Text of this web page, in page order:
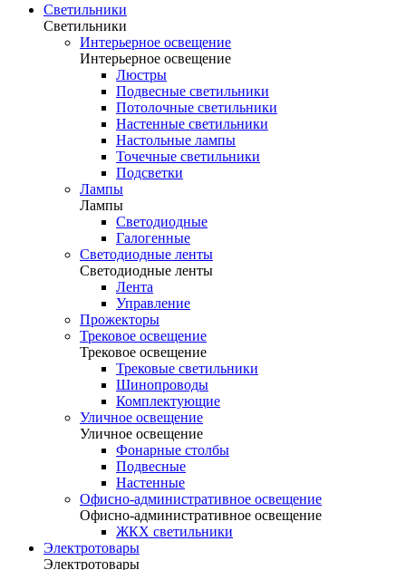
Светильники
Светильники
Интерьерное освещение
Интерьерное освещение
Люстры
Подвесные светильники
Потолочные светильники
Настенные светильники
Настольные лампы
Точечные светильники
Подсветки
Лампы
Лампы
Светодиодные
Галогенные
Светодиодные ленты
Светодиодные ленты
Лента
Управление
Прожекторы
Трековое освещение
Трековое освещение
Трековые светильники
Шинопроводы
Комплектующие
Уличное освещение
Уличное освещение
Фонарные столбы
Подвесные
Настенные
Офисно-административное освещение
Офисно-административное освещение
ЖКХ светильники
Электротовары
Электротовары